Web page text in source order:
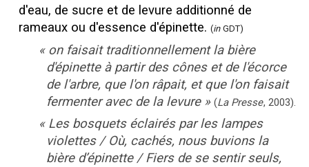
d'eau, de sucre et de levure additionné de
rameaux ou d'essence d'épinette. (in GDT)
« on faisait traditionnellement la bière
d'épinette à partir des cônes et de l'écorce
de l'arbre, que l'on râpait, et que l'on faisait
fermenter avec de la levure » (La Presse, 2003).
« Les bosquets éclairés par les lampes
violettes / Où, cachés, nous buvions la
bière d’épinette / Fiers de se sentir seuls,